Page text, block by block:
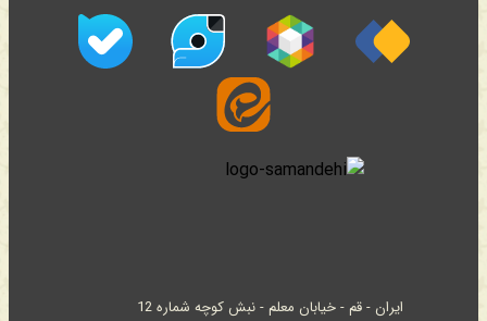
ایران - قم - خیابان معلم - نبش کوچه شماره 12